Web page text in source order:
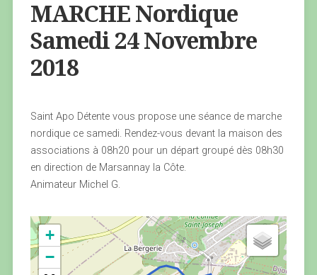
MARCHE Nordique
Samedi 24 Novembre
2018
Saint Apo Détente vous propose une séance de marche
nordique ce samedi. Rendez-vous devant la maison des
associations à 08h20 pour un départ groupé dès 08h30
en direction de Marsannay la Côte.
Animateur Michel G.
+
−